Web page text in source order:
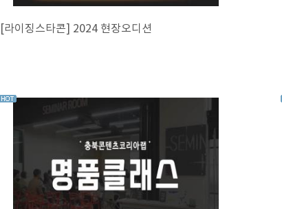
[라이징스타콘] 2024 현장오디션